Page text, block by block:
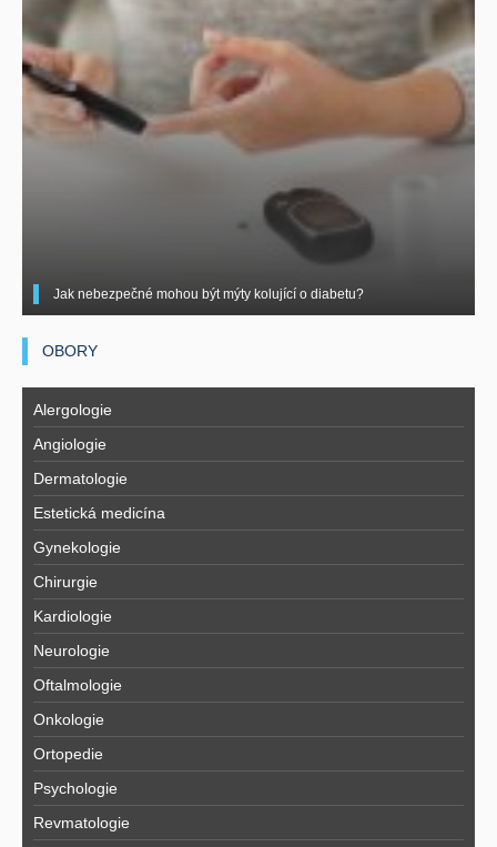
Jak nebezpečné mohou být mýty kolující o diabetu?
OBORY
Alergologie
Angiologie
Dermatologie
Estetická medicína
Gynekologie
Chirurgie
Kardiologie
Neurologie
Oftalmologie
Onkologie
Ortopedie
Psychologie
Revmatologie